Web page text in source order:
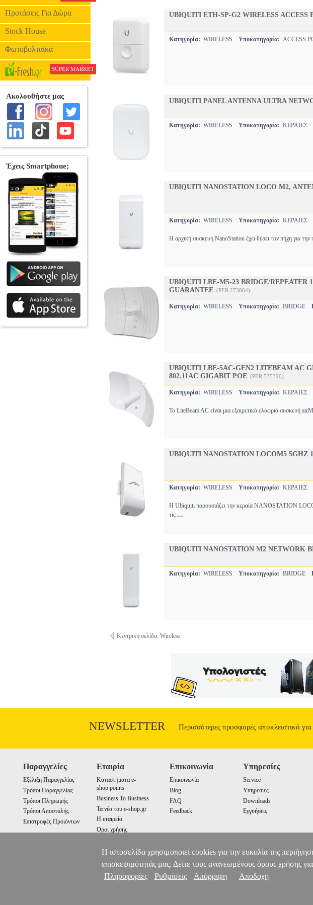
Προτάσεις Για Δώρα
Stock House
Φωτοβολταϊκά
SUPER MARKET
UBIQUITI ETH-SP-G2 WIRELESS ACCESS
Κατηγορία: WIRELESS Υποκατηγορία: ACCESS
UBIQUITI PANEL ANTENNA ULTRA
Κατηγορία: WIRELESS Υποκατηγορία: ΚΕΡΑΙΕΣ
UBIQUITI NANOSTATION LOCO M2,
Κατηγορία: WIRELESS Υποκατηγορία: ΚΕΡΑΙΕΣ
Η αρχική συσκευή NanoStation έχει θέσει τον πήχη για
UBIQUITI LBE-M5-23 BRIDGE/REPEATER
GUARANTEE (PER.273864)
Κατηγορία: WIRELESS Υποκατηγορία: BRIDGE
UBIQUITI LBE-5AC-GEN2 LITEBEAM AC
802.11AC GIGABIT POE (PER.535320)
Κατηγορία: WIRELESS Υποκατηγορία: ΚΕΡΑΙΕΣ
Το LiteBeam AC είναι μια εξαιρετικά ελαφριά συσκευή
UBIQUITI NANOSTATION LOCOM5 5GHZ
Κατηγορία: WIRELESS Υποκατηγορία: ΚΕΡΑΙΕΣ
Η Ubiquiti παρουσιάζει την κεραία NANOSTATION
τις ...
UBIQUITI NANOSTATION M2 NETWORK
Κατηγορία: WIRELESS Υποκατηγορία: BRIDGE
Κεντρική σελίδα: Wireless
NEWSLETTER Περισσότερες προσφορές αποκλειστικά
Παραγγελίες
Εξέλιξη Παραγγελίας
Τρόποι Παραγγελίας
Τρόποι Πληρωμής
Τρόποι Αποστολής
Επιστροφές Προιόντων
Εταιρία
Καταστήματα e-
shop points
Business To Business
Τα νέα του e-shop.gr
Η εταιρεία
Οροι χρήσης
Επικοινωνία
Επικοινωνία
Blog
FAQ
Feedback
Υπηρεσίες
Service
Υπηρεσίες
Downloads
Εγγυήσεις
Η ιστοσελίδα χρησιμοποιεί cookies για την ευκολία της
επισκεψιμότητάς μας. Δείτε τους ανανεωμένους όρους χρήσης
Πληροφορίες
Ρυθμίσεις Απόρριψη Αποδοχή